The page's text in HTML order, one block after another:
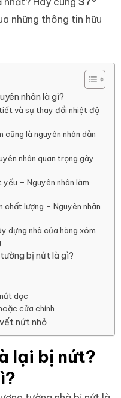
những thông tin hữu
nhân là gì?
và sự thay đổi nhiệt độ
cũng là nguyên nhân dẫn
nhân quan trọng gây
– Nguyên nhân làm
chất lượng – Nguyên nhân
dựng nhà của hàng xóm
bị nứt là gì?
dọc
cửa chính
nứt nhỏ
lại bị nứt?